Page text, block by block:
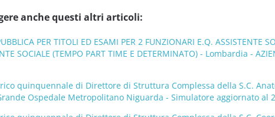
anche questi altri articoli:
PER TITOLI ED ESAMI PER 2 FUNZIONARI E.Q. ASSISTENTE
SOCIALE (TEMPO PART TIME E DETERMINATO) - Lombardia -
quinquennale di Direttore di Struttura Complessa della S.C.
Ospedale Metropolitano Niguarda - Simulatore aggiornato al